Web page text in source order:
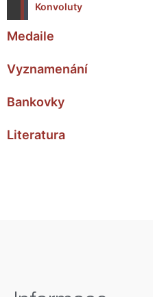
Konvoluty
Medaile
Vyznamenání
Bankovky
Literatura